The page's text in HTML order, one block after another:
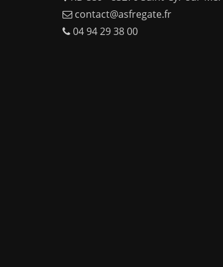
contact@asfregate.fr
04 94 29 38 00